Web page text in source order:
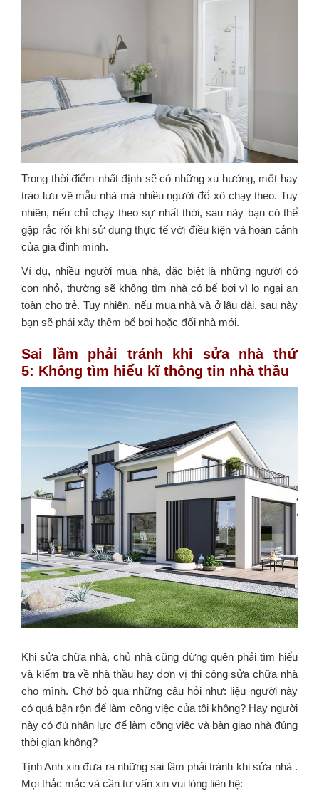
Trong thời điểm nhất định sẽ có những xu hướng, mốt hay
trào lưu về mẫu nhà mà nhiều người đổ xô chạy theo. Tuy
nhiên, nếu chỉ chạy theo sự nhất thời, sau này bạn có thể
gặp rắc rối khi sử dụng thực tế với điều kiện và hoàn cảnh
của gia đình mình.
Ví dụ, nhiều người mua nhà, đặc biệt là những người có
con nhỏ, thường sẽ không tìm nhà có bể bơi vì lo ngại an
toàn cho trẻ. Tuy nhiên, nếu mua nhà và ở lâu dài, sau này
bạn sẽ phải xây thêm bể bơi hoặc đổi nhà mới.
Sai lầm phải tránh khi sửa nhà thứ
5: Không tìm hiểu kĩ thông tin nhà thầu
Khi sửa chữa nhà, chủ nhà cũng đừng quên phải tìm hiểu
và kiểm tra về nhà thầu hay đơn vị thi công sửa chữa nhà
cho mình. Chớ bỏ qua những câu hỏi như: liệu người này
có quá bận rộn để làm công việc của tôi không? Hay người
này có đủ nhân lực để làm công việc và bàn giao nhà đúng
thời gian không?
Tịnh Anh xin đưa ra những sai lầm phải tránh khi sửa nhà .
Mọi thắc mắc và cần tư vấn xin vui lòng liên hệ: